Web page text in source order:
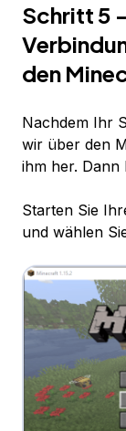
Schritt 5
den
Nachdem Ihr
wir über den
ihm her. Dann
Starten Sie
und wählen